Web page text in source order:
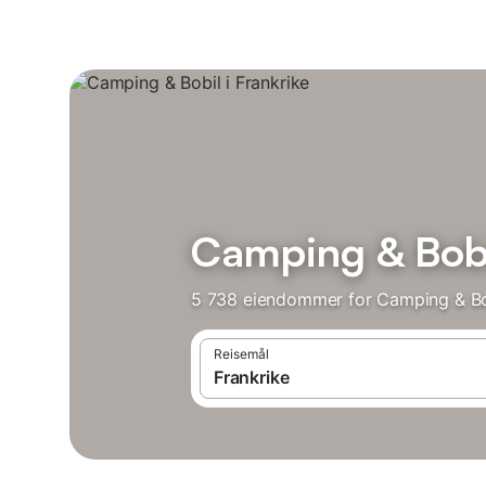
Camping &
5 738 eiendommer for Camping &
Reisemål